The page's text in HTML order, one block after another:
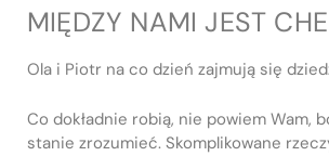
MIĘDZY NAMI JEST
Ola i Piotr na co dzień zajmują się
Co dokładnie robią, nie powiem Wam,
stanie zrozumieć. Skomplikowane